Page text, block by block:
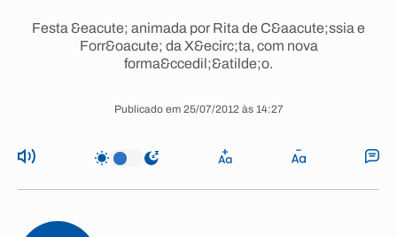
Festa &eacute; animada por Rita de C&aacute;ssia e
Forr&oacute; da X&ecirc;ta, com nova
forma&ccedil;&atilde;o.
Publicado em 25/07/2012 às 14:27